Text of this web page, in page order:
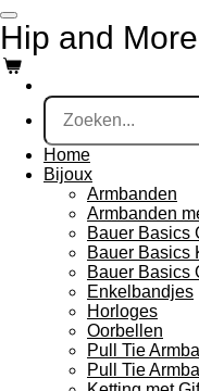
Ga
direct
naar
de
hoofdinhoud
Hip and More
Home
Bijoux
Armbanden
Armbanden
Bauer Basics
Bauer Basics
Bauer Basics
Enkelbandjes
Horloges
Oorbellen
Pull Tie
Pull Tie